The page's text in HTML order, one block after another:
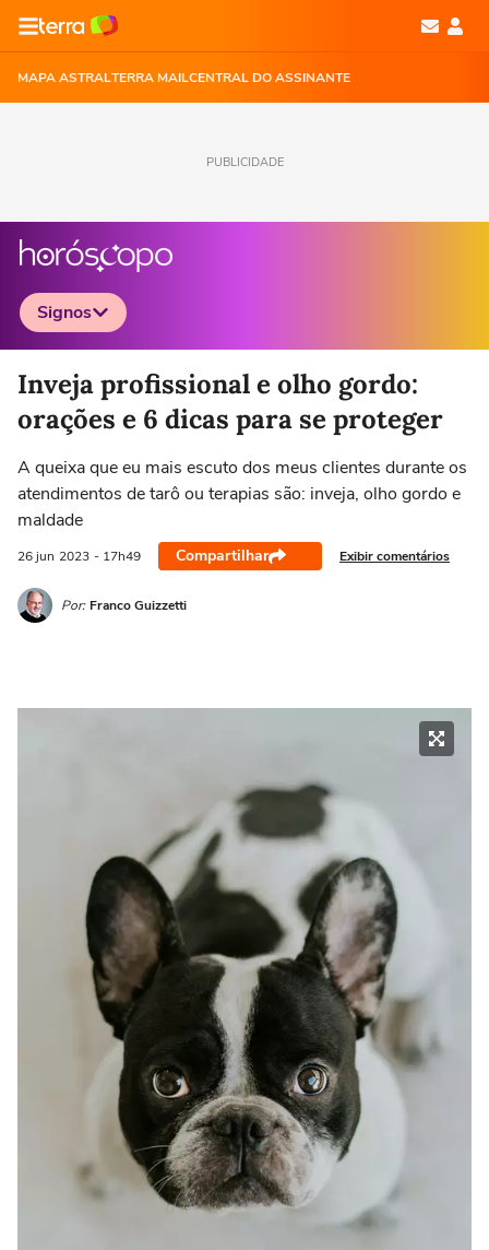
MAPA ASTRALTERRA MAILCENTRAL DO ASSINANTE
PUBLICIDADE
Signos
Selecione o signo para ver as notícias
Áries
21/03 a 20/04
Touro
21/04 a 20/05
Gêmeos
21/05 a 20/06
Câncer
21/06 a 21/07
Inveja profissional e olho gordo:
orações e 6 dicas para se proteger
A queixa que eu mais escuto dos meus clientes durante os
atendimentos de tarô ou terapias são: inveja, olho gordo e
maldade
26 jun 2023 - 17h49 Compartilhar Exibir comentários
Por: Franco Guizzetti